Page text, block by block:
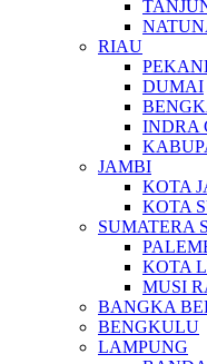
RIAU
DUMAI
INDRA
JAMBI
KOTA
KOTA
SUMATERA
KOTA
MUSI
BANGKA
BENGKULU
LAMPUNG